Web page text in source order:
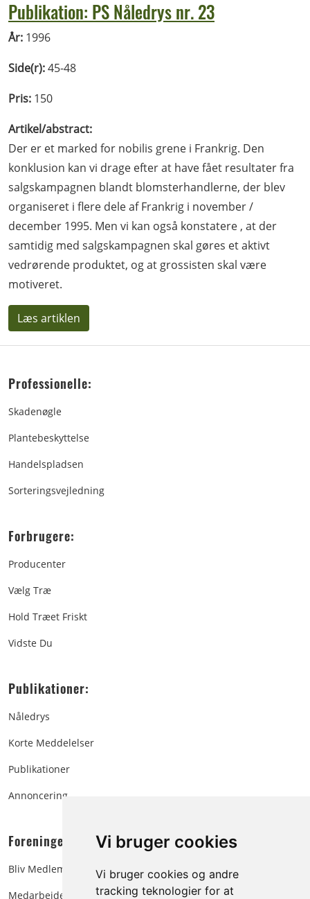
Vi bruger cookies
Vi bruger cookies og andre
tracking teknologier for at
Publikation: PS Nåledrys nr. 23
År: 1996
Side(r):45-48
Pris: 150
Artikel/abstract:
Der er et marked for nobilis grene i Frankrig. Den
konklusion kan vi drage efter at have fået resultater fra
salgskampagnen blandt blomsterhandlerne, der blev
organiseret i flere dele af Frankrig i november /
december 1995. Men vi kan også konstatere , at der
samtidig med salgskampagnen skal gøres et aktivt
vedrørende produktet, og at grossisten skal være
motiveret.
Læs artiklen
Professionelle:
Skadenøgle
Plantebeskyttelse
Handelspladsen
Sorteringsvejledning
Forbrugere:
Producenter
Vælg Træ
Hold Træet Friskt
Vidste Du
Publikationer:
Nåledrys
Korte Meddelelser
Publikationer
Annoncering
Foreningen:
Bliv Medlem
Medarbejdere